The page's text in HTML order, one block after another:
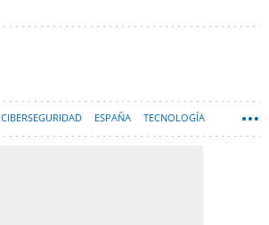
CIBERSEGURIDAD ESPAÑA TECNOLOGÍA